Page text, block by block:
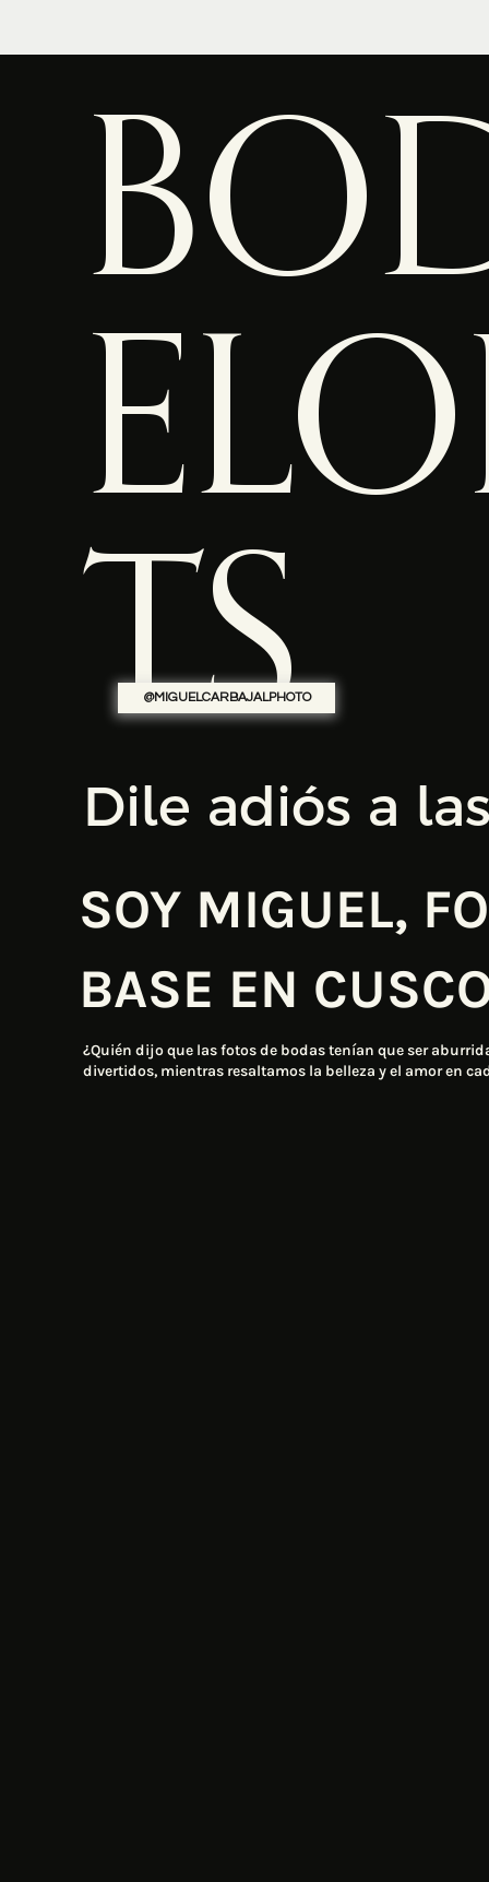
TS
Dile adiós a
SOY MIGUEL,
BASE EN
¿Quién dijo que las fotos de bodas tenían que ser
divertidos, mientras resaltamos la belleza y el amor en
@MIGUELCARBAJALPHOTO